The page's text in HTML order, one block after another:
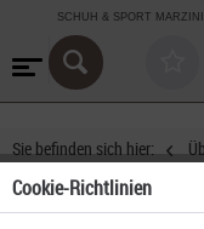
SCHUH & SPORT MARZINI
Sie befinden sich hier:
Cookie-Richtlinien